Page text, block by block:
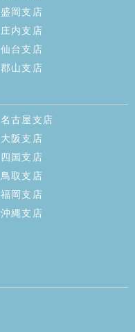
盛岡支店
庄内支店
仙台支店
郡山支店
名古屋支店
大阪支店
四国支店
鳥取支店
福岡支店
沖縄支店